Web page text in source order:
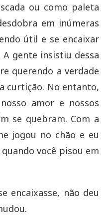
ou como paleta
em inúmeras
útil e se encaixar
gente insistiu dessa
querendo a verdade
curtição. No entanto,
amor e nossos
se quebram. Com a
jogou no chão e eu
você pisou em
encaixasse, não deu